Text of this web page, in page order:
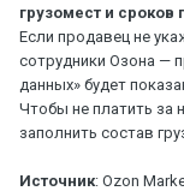
грузомест и сроков
Если продавец не
сотрудники Озона —
данных» будет
Чтобы не платить за
заполнить состав
Источник: Ozon